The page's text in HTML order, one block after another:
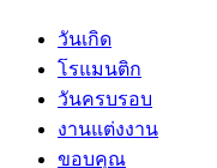
วันเกิด
โรแมนติก
วันครบรอบ
งานแต่งงาน
ขอบคุณ